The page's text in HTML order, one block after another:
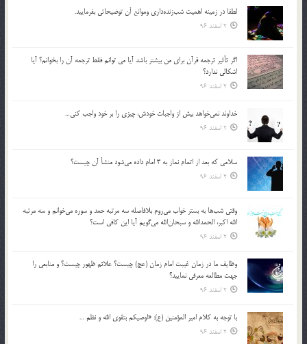
لطفا در زمينه اهميت شب‌زنده‌داري وموانع آن توضيحاتي بفرماييد.
2 اسفند 96
اگر تأثير ترجمه قرآن براي من بيشتر باشد آيا مي توانم فقط ترجمه آن را بخوانم؟ آيا
اشكالي ندارد؟
2 اسفند 96
خداوند نمي‌خواهد بيش از واجبات خودش، چيزي را بر خود واجب كني…
2 اسفند 96
سلامي كه بعد از اتمام نماز به 3 امام داده مي‌شود منشأ آن چيست؟
2 اسفند 96
وقتي شب‌ها به بستر خواب مي‌روم بلافاصله سه مرتبه حمد و سوره مي‌خوانم و سه مرتبه
الله اكبر، الحمدالله و سبحان‌الله مي‌گويم آيا اين كافي است؟
2 اسفند 96
وظايف ما در زمان غيبت امام زمان (عج) چيست؟ علائم ظهور چيست؟ و منابعي را
جهت مطالعه معرفي نماييد؟
2 اسفند 96
با توجه به كلام امير المؤمنين (ع): «اوصيكم بتقوي الله و نظم …
2 اسفند 96